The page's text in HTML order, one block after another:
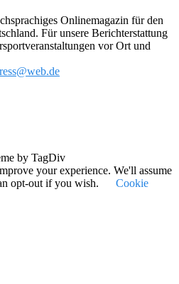
Onlinemagazin für den
Für unsere Berichterstattung
vor Ort und
by TagDiv
your experience. We'll assume
opt-out if you wish.
Cookie